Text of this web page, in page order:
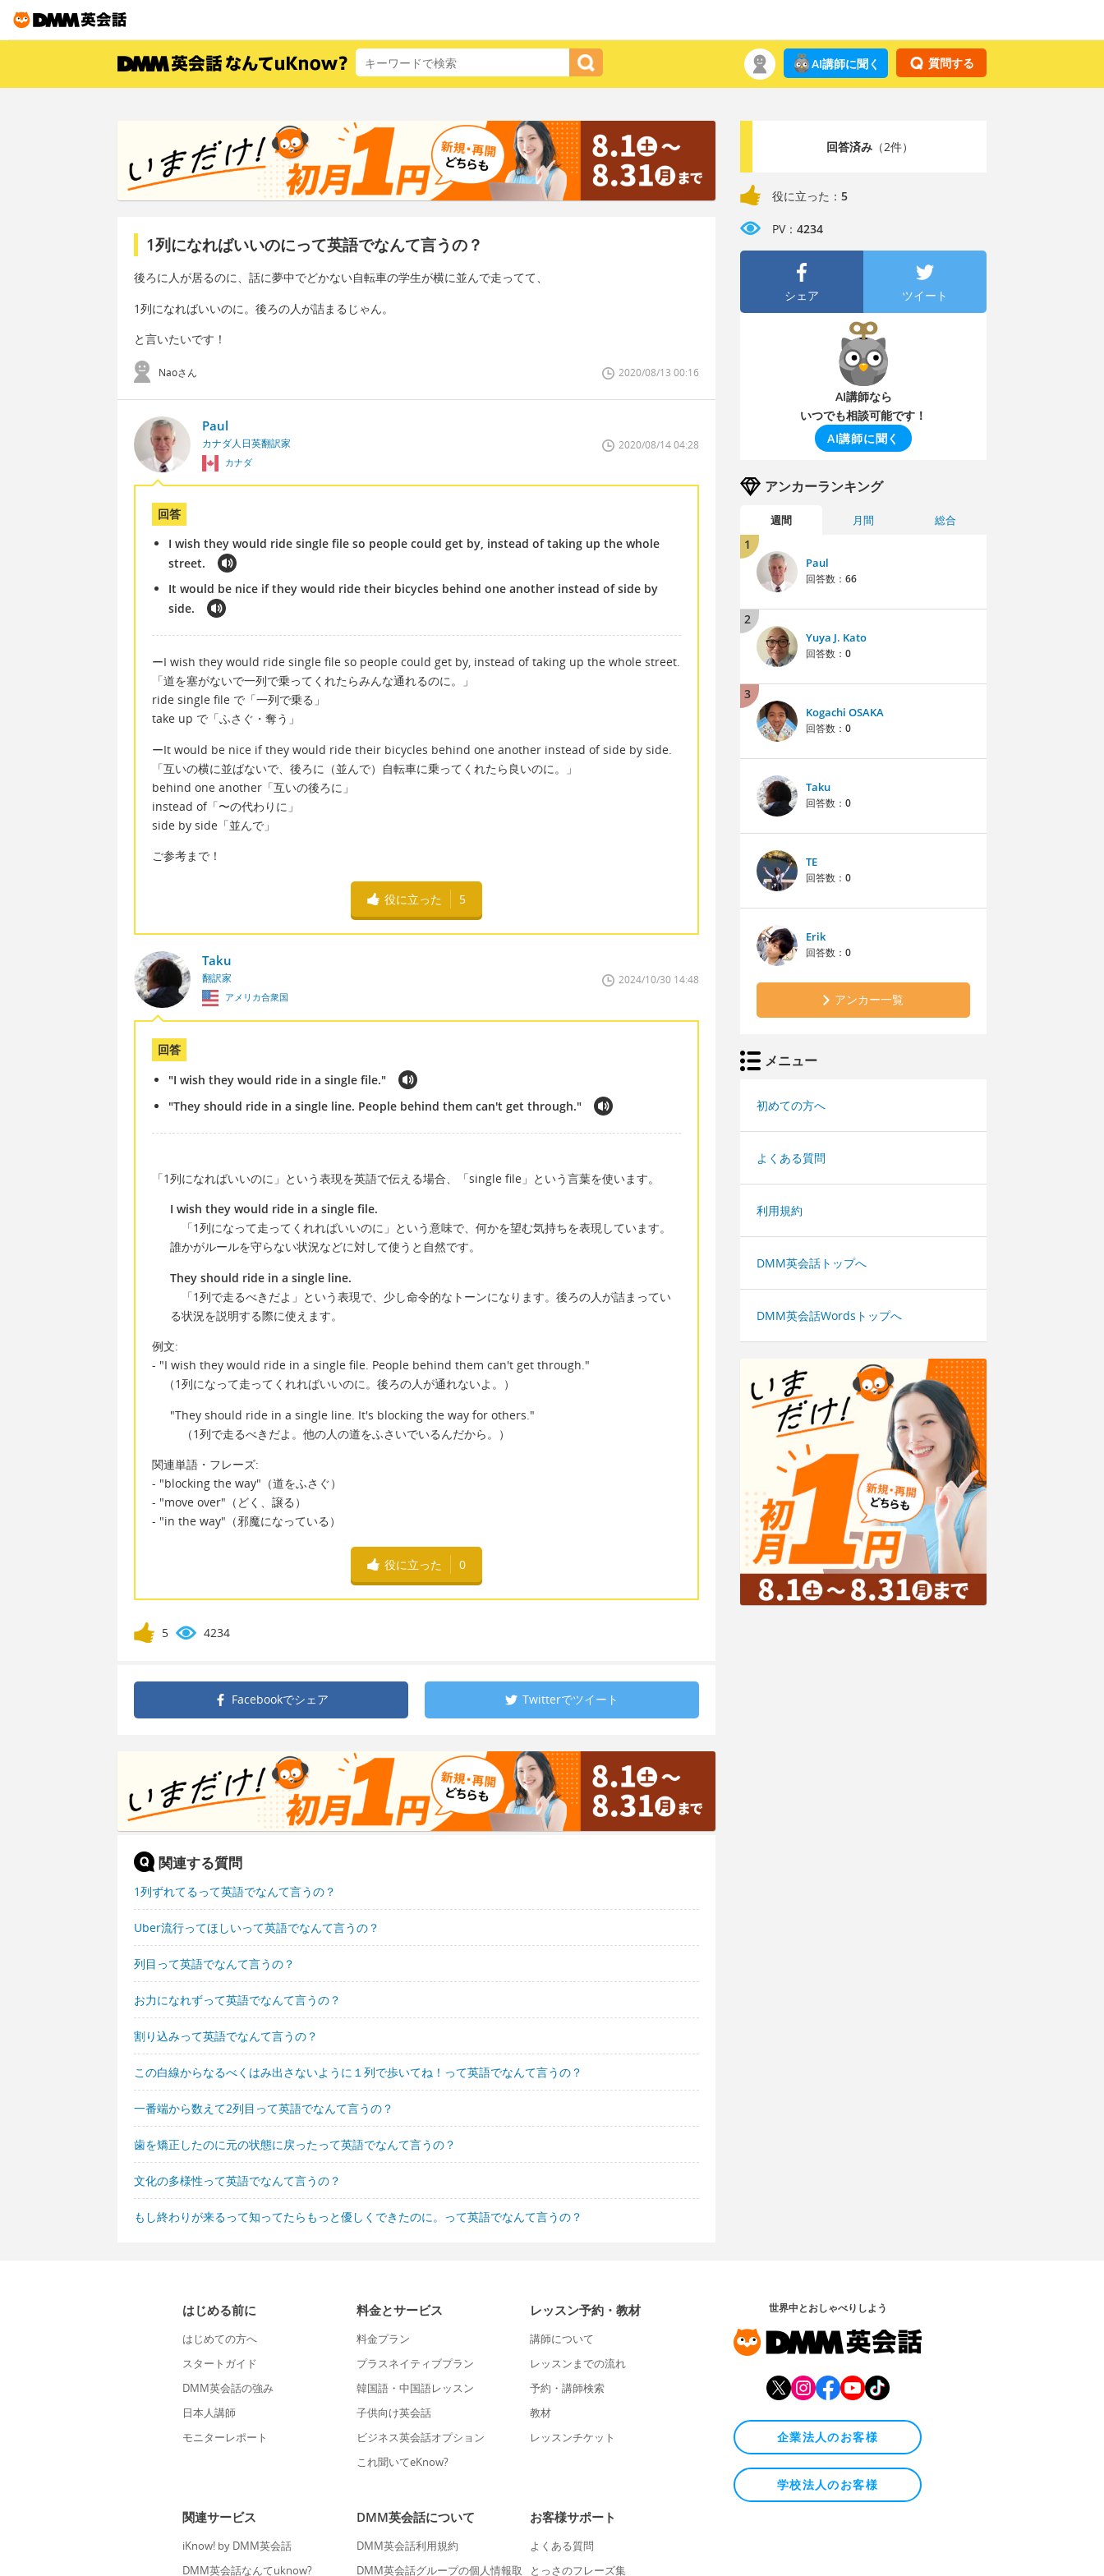
質問する
AI講師に聞く
1列になればいいのにって英語でなんて言うの？
後ろに人が居るのに、話に夢中でどかない自転車の学生が横に並んで走ってて、
1列になればいいのに。後ろの人が詰まるじゃん。
と言いたいです！
Naoさん 2020/08/13 00:16
Paul
カナダ人日英翻訳家
カナダ
2020/08/14 04:28
回答
I wish they would ride single file so people could get by, instead of taking up the whole
street.
It would be nice if they would ride their bicycles behind one another instead of side by
side.
ーI wish they would ride single file so people could get by, instead of taking up the whole street.
「道を塞がないで一列で乗ってくれたらみんな通れるのに。」
ride single file で「一列で乗る」
take up で「ふさぐ・奪う」
ーIt would be nice if they would ride their bicycles behind one another instead of side by side.
「互いの横に並ばないで、後ろに（並んで）自転車に乗ってくれたら良いのに。」
behind one another「互いの後ろに」
instead of「〜の代わりに」
side by side「並んで」
ご参考まで！
役に立った 5
Taku
翻訳家
アメリカ合衆国
2024/10/30 14:48
回答
"I wish they would ride in a single file."
"They should ride in a single line. People behind them can't get through."
「1列になればいいのに」という表現を英語で伝える場合、「single file」という言葉を使います。
I wish they would ride in a single file.
「1列になって走ってくれればいいのに」という意味で、何かを望む気持ちを表現しています。
誰かがルールを守らない状況などに対して使うと自然です。
They should ride in a single line.
「1列で走るべきだよ」という表現で、少し命令的なトーンになります。後ろの人が詰まってい
る状況を説明する際に使えます。
例文:
- "I wish they would ride in a single file. People behind them can't get through."
（1列になって走ってくれればいいのに。後ろの人が通れないよ。）
"They should ride in a single line. It's blocking the way for others."
（1列で走るべきだよ。他の人の道をふさいでいるんだから。）
関連単語・フレーズ:
- "blocking the way"（道をふさぐ）
- "move over"（どく、譲る）
- "in the way"（邪魔になっている）
役に立った 0
5 4234
Facebookでシェア Twitterでツイート
関連する質問
1列ずれてるって英語でなんて言うの？
Uber流行ってほしいって英語でなんて言うの？
列目って英語でなんて言うの？
お力になれずって英語でなんて言うの？
割り込みって英語でなんて言うの？
この白線からなるべくはみ出さないように１列で歩いてね！って英語でなんて言うの？
一番端から数えて2列目って英語でなんて言うの？
歯を矯正したのに元の状態に戻ったって英語でなんて言うの？
文化の多様性って英語でなんて言うの？
もし終わりが来るって知ってたらもっと優しくできたのに。って英語でなんて言うの？
回答済み（2件）
役に立った： 5
PV： 4234
シェア ツイート
AI講師なら
いつでも相談可能です！
AI講師に聞く
アンカーランキング
週間 月間 総合
1
Paul
回答数： 66
2
Yuya J. Kato
回答数： 0
3
Kogachi OSAKA
回答数： 0
Taku
回答数： 0
TE
回答数： 0
Erik
回答数： 0
アンカー一覧
メニュー
初めての方へ
よくある質問
利用規約
DMM英会話トップへ
DMM英会話Wordsトップへ
はじめる前に
はじめての方へ
スタートガイド
DMM英会話の強み
日本人講師
モニターレポート
料金とサービス
料金プラン
プラスネイティブプラン
韓国語・中国語レッスン
子供向け英会話
ビジネス英会話オプション
これ聞いてeKnow?
レッスン予約・教材
講師について
レッスンまでの流れ
予約・講師検索
教材
レッスンチケット
関連サービス
iKnow! by DMM英会話
DMM英会話なんてuknow?
DMM英会話について
DMM英会話利用規約
DMM英会話グループの個人情報取
お客様サポート
よくある質問
とっさのフレーズ集
世界中とおしゃべりしよう
企業法人のお客様
学校法人のお客様